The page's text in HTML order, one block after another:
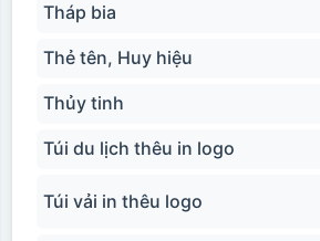
Tháp bia
Thẻ tên, Huy hiệu
Thủy tinh
Túi du lịch thêu in logo
Túi vải in thêu logo